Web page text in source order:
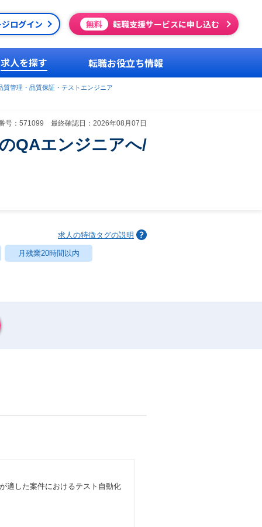
ログイン 無料 転職支援サービスに申し込む
求人を探す 転職お役立ち情報
質管理・品質保証・テストエンジニア
号：571099 最終確認日：2026年08月07日
QAエンジニアへ/
求人の特徴タグの説明
月残業20時間以内
適した案件におけるテスト自動化